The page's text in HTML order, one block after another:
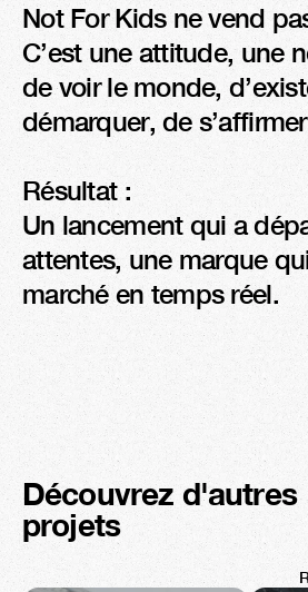
Not For Kids ne vend
C’est une attitude, une
de voir le monde,
démarquer, de
Résultat :
Un lancement qui a
attentes, une marque
marché en temps réel.
Découvrez d'autres
projets